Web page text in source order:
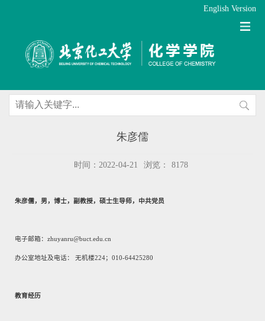
English Version
朱彦儒
时间：2022-04-21 浏览： 8178
朱彦儒，男，博士，副教授，硕士生导师，中共党员
电子邮箱： zhuyanru@buct.edu.cn
办公室地址及电话： 无机楼224； 010-64425280
教育经历